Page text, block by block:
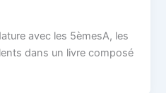
avec les 5èmesA, les
dans un livre composé